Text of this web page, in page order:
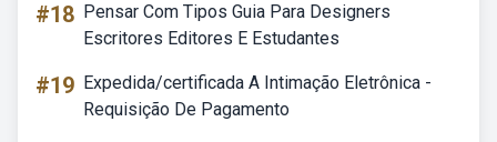
#18 Pensar Com Tipos Guia Para Designers
Escritores Editores E Estudantes
#19 Expedida/certificada A Intimação Eletrônica -
Requisição De Pagamento